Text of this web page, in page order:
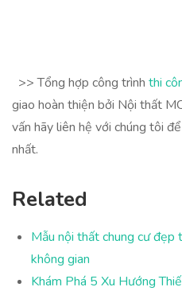
>> Tổng hợp công trình thi
giao hoàn thiện bởi Nội thất
vấn hãy liên hệ với chúng tôi
nhất.
Related
Mẫu nội thất chung cư đẹp
không gian
Khám Phá 5 Xu Hướng